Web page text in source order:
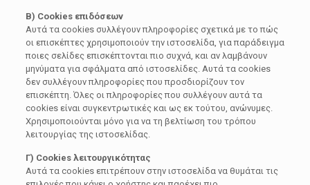
Β) Cookies επιδόσεων
Αυτά τα cookies συλλέγουν πληροφορίες σχετικά με το πώς
οι επισκέπτες χρησιμοποιούν την ιστοσελίδα, για παράδειγμα
ποιες σελίδες επισκέπτονται πιο συχνά, και αν λαμβάνουν
μηνύματα για σφάλματα από ιστοσελίδες. Αυτά τα cookies
δεν συλλέγουν πληροφορίες που προσδιορίζουν τον
επισκέπτη. Όλες οι πληροφορίες που συλλέγουν αυτά τα
cookies είναι συγκεντρωτικές και ως εκ τούτου, ανώνυμες.
Χρησιμοποιούνται μόνο για να τη βελτίωση του τρόπου
λειτουργίας της ιστοσελίδας.
Γ) Cookies λειτουργικότητας
Αυτά τα cookies επιτρέπουν στην ιστοσελίδα να θυμάται τις